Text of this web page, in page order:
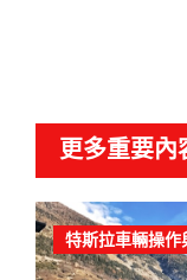
更多重要內
特斯拉車輛操作